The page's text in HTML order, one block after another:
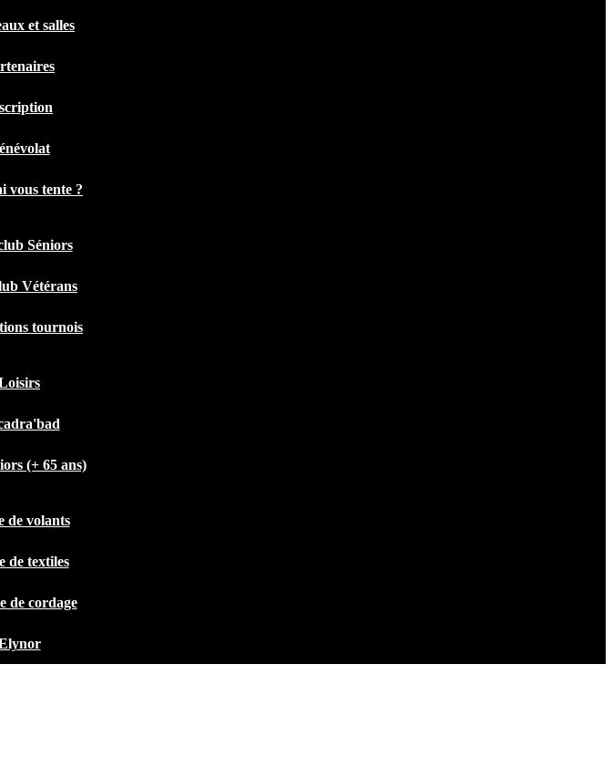
et salles
vous tente ?
Séniors
Vétérans
tournois
(+ 65 ans)
de volants
de textiles
de cordage